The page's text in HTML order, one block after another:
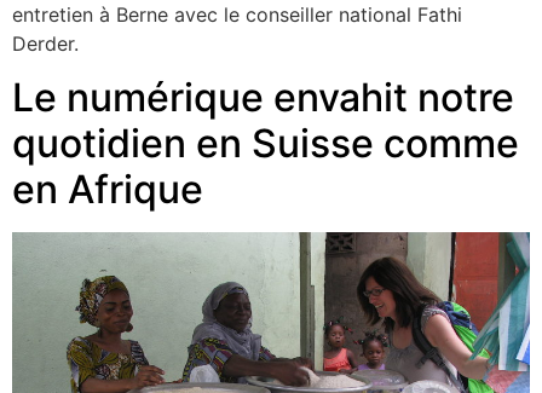
entretien à Berne avec le conseiller national Fathi
Derder.
Le numérique envahit notre
quotidien en Suisse comme
en Afrique